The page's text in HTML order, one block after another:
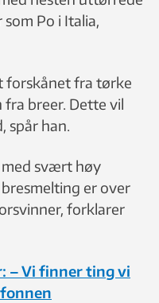
Po i Italia,
forskånet fra tørke
breer. Dette vil
spår han.
med svært høy
er over
forklarer
– Vi finner ting vi